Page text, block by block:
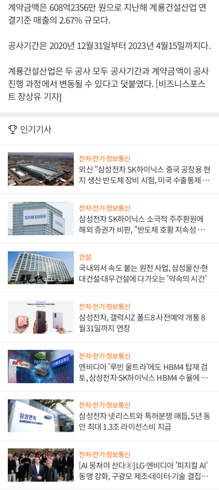
계약금액은 608억2356만 원으로 지난해 계룡건설산업 연
결기준 매출의 2.67% 규모다.
공사기간은 2020년 12월31일부터 2023년 4월15일까지다.
계룡건설산업은 두 공사 모두 공사기간과 계약금액이 공사
진행 과정에서 변동될 수 있다고 덧붙였다. [비즈니스포스
트 장상유 기자]
인기기사
전자·전기·정보통신
외신 "삼성전자 SK하이닉스 중국 공장용 현
지 생산 반도체 장비 시험, 미국 수출통제 대
전자·전기·정보통신
삼성전자 SK하이닉스 소극적 주주환원에
해외 증권가 비판, "반도체 호황 지속성 의
건설
국내외서 속도 붙는 원전 사업, 삼성물산·현
대건설·대우건설에 다가오는 '약속의 시간'
전자·전기·정보통신
삼성전자, 갤럭시Z 폴드8 사전예약 개통 8
월31일까지 연장
전자·전기·정보통신
엔비디아 '루빈 울트라'에도 HBM4 탑재 검
토, 삼성전자·SK하이닉스 HBM4 수율에 주
전자·전기·정보통신
삼성전자 넷리스트와 특허분쟁 매듭, 5년 동
안 최대 1.3조 라이선스비 지급
전자·전기·정보통신
[AI 뭉쳐야 산다⑧] LG·엔비디아 '피지컬 AI'
동맹 강화, 구광모 제조·데이터·기술 결집